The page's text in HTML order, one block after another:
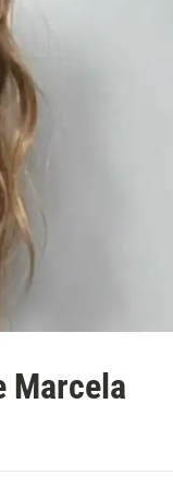
Marcela